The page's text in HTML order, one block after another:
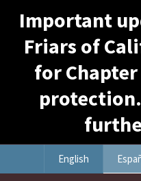
Important
Friars of
for
protection.
English